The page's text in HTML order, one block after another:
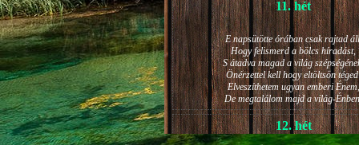
11. hét
E napsütötte órában csak rajtad
Hogy felismerd a bölcs híradást,
S átadva magad a világ
Önérzettel kell hogy eltöltsön
Elveszíthetem ugyan emberi Énem,
De megtalálom majd a világ-
12. hét